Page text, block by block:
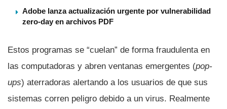
Adobe lanza actualización urgente por vulnerabilidad
zero-day en archivos PDF
Estos programas se “cuelan” de forma fraudulenta en
las computadoras y abren ventanas emergentes (pop-
ups) aterradoras alertando a los usuarios de que sus
sistemas corren peligro debido a un virus. Realmente